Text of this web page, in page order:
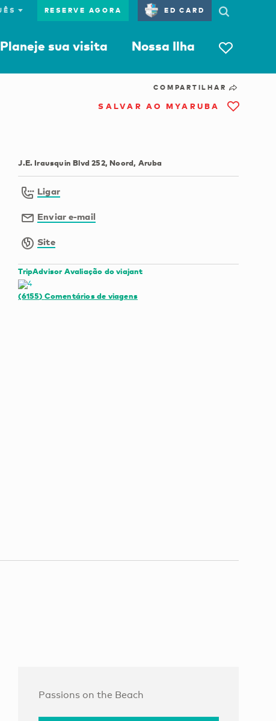
RESERVE AGORA ED CARD
Planeje sua visita Nossa Ilha
COMPARTILHAR
SALVAR AO MYARUBA
J.E. Irausquin Blvd 252, Noord, Aruba
Ligar
Enviar e-mail
Site
TripAdvisor Avaliação do viajant
(6155) Comentários de viagens
Passions on the Beach